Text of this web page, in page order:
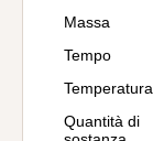
Massa
Tempo
Temperatura
Quantità di